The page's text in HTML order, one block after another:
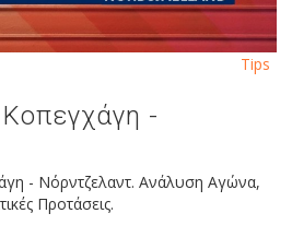
-
- Νόρντζελαντ. Ανάλυση Αγώνα,
Προτάσεις.
Tips